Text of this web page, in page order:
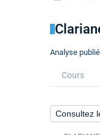
Analyse
Cours